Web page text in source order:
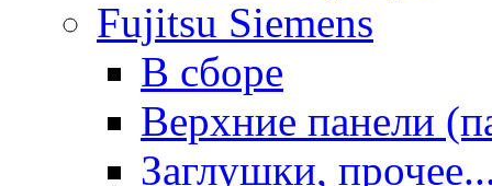
Fujitsu Siemens
В сборе
Верхние панели
Заглушки,